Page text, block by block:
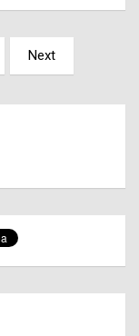
Next